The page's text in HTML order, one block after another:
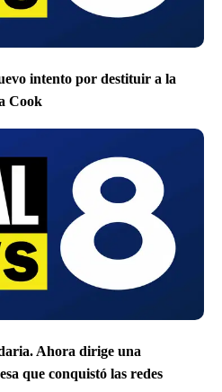
intento por destituir a la
Cook
Ahora dirige una
que conquistó las redes